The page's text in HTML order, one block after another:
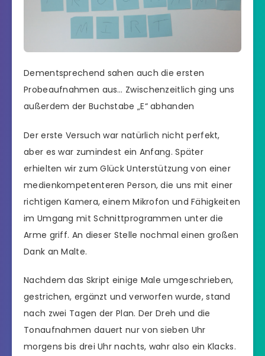
Dementsprechend sahen auch die ersten
Probeaufnahmen aus… Zwischenzeitlich ging uns
außerdem der Buchstabe „E“ abhanden
Der erste Versuch war natürlich nicht perfekt,
aber es war zumindest ein Anfang. Später
erhielten wir zum Glück Unterstützung von einer
medienkompetenteren Person, die uns mit einer
richtigen Kamera, einem Mikrofon und Fähigkeiten
im Umgang mit Schnittprogrammen unter die
Arme griff. An dieser Stelle nochmal einen großen
Dank an Malte.
Nachdem das Skript einige Male umgeschrieben,
gestrichen, ergänzt und verworfen wurde, stand
nach zwei Tagen der Plan. Der Dreh und die
Tonaufnahmen dauert nur von sieben Uhr
morgens bis drei Uhr nachts, wahr also ein Klacks.